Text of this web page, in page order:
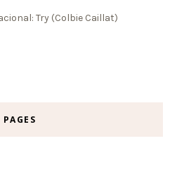
Try (Colbie Caillat)
PAGES